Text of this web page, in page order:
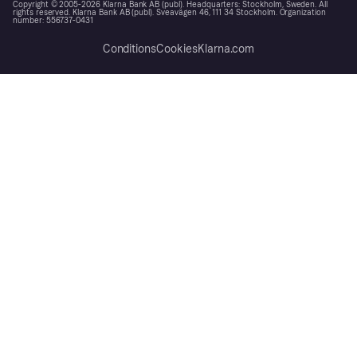
Copyright © 2005-2026 Klarna Bank AB (publ). Headquarters: Stockholm, Sweden. All
rights reserved. Klarna Bank AB (publ). Sveavägen 46, 111 34 Stockholm. Organization
number: 556737-0431
ConditionsCookiesKlarna.com